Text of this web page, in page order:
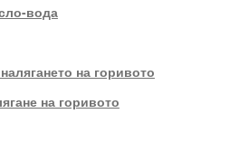
вода
на горивото
на горивото